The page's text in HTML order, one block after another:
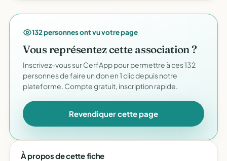
132 personnes ont vu votre page
Vous représentez cette association ?
Inscrivez-vous sur CerfApp pour permettre à ces 132
personnes de faire un don en 1 clic depuis notre
plateforme. Compte gratuit, inscription rapide.
Revendiquer cette page
À propos de cette fiche